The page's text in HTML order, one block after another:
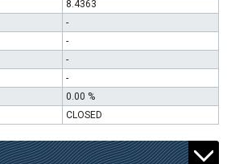
8.4363
-
-
-
-
0.00 %
CLOSED